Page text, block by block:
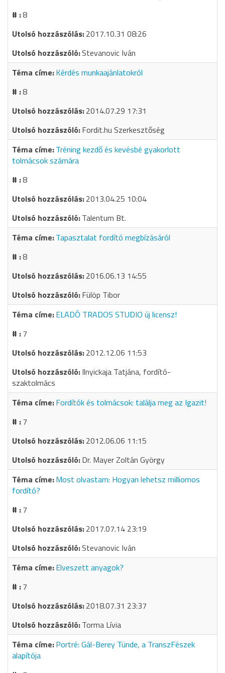
8
2017.10.31 08:26
Stevanovic Iván
Kérdés munkaajánlatokról
8
2014.07.29 17:31
Fordit.hu Szerkesztőség
Tréning kezdő és kevésbé gyakorlott
tolmácsok számára
8
2013.04.25 10:04
Talentum Bt.
Tapasztalat fordító megbízásáról
8
2016.06.13 14:55
Fülöp Tibor
ELADÓ TRADOS STUDIO új licensz!
7
2012.12.06 11:53
Ilnyickaja Tatjána, fordító-
szaktolmács
Fordítók és tolmácsok: találja meg az Igazit!
7
2012.06.06 11:15
Dr. Mayer Zoltán György
Most olvastam: Hogyan lehetsz milliomos
fordító?
7
2017.07.14 23:19
Stevanovic Iván
Elveszett anyagok?
7
2018.07.31 23:37
Torma Lívia
Portré: Gál-Berey Tünde, a TranszFészek
alapítója